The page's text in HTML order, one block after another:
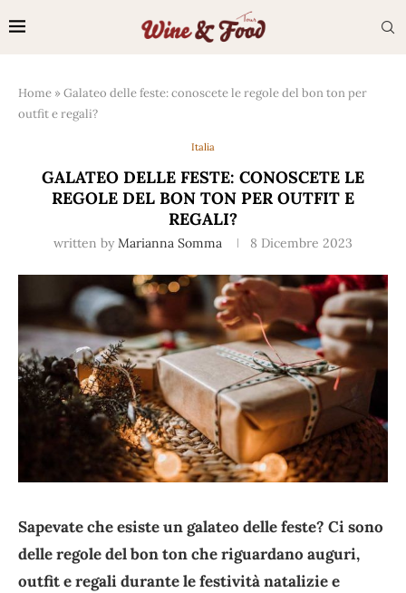
Home »Galateo delle feste: conoscete le regole del bon ton per
outfit e regali?
Italia
GALATEO DELLE FESTE: CONOSCETE LE
REGOLE DEL BON TON PER OUTFIT E
REGALI?
written by Marianna Somma 8 Dicembre 2023
Sapevate che esiste un galateo delle feste? Ci sono
delle regole del bon ton che riguardano auguri,
outfit e regali durante le festività natalizie e